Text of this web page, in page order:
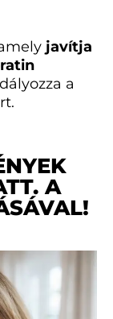
javítja
a
A